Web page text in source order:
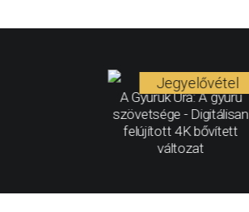
A Gyűrűk Ura: A gyűrű
szövetsége - Digitálisan
felújított 4K bővített
változat
Jegyelővétel